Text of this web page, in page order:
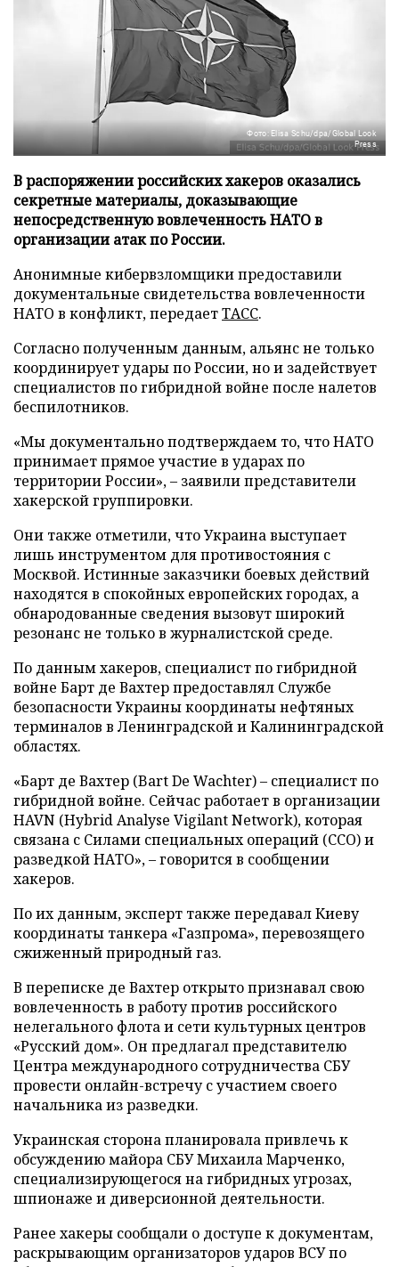
Фото: Elisa Schu/dpa/Global Look
Press
В распоряжении российских хакеров оказались
секретные материалы, доказывающие
непосредственную вовлеченность НАТО в
организации атак по России.
Анонимные кибервзломщики предоставили
документальные свидетельства вовлеченности
НАТО в конфликт, передаетТАСС.
Согласно полученным данным, альянс не только
координирует удары по России, но и задействует
специалистов по гибридной войне после налетов
беспилотников.
«Мы документально подтверждаем то, что НАТО
принимает прямое участие в ударах по
территории России», – заявили представители
хакерской группировки.
Они также отметили, что Украина выступает
лишь инструментом для противостояния с
Москвой. Истинные заказчики боевых действий
находятся в спокойных европейских городах, а
обнародованные сведения вызовут широкий
резонанс не только в журналистской среде.
По данным хакеров, специалист по гибридной
войне Барт де Вахтер предоставлял Службе
безопасности Украины координаты нефтяных
терминалов в Ленинградской и Калининградской
областях.
«Барт де Вахтер (Bart De Wachter) – специалист по
гибридной войне. Сейчас работает в организации
HAVN (Hybrid Analyse Vigilant Network), которая
связана с Силами специальных операций (ССО) и
разведкой НАТО», – говорится в сообщении
хакеров.
По их данным, эксперт также передавал Киеву
координаты танкера «Газпрома», перевозящего
сжиженный природный газ.
В переписке де Вахтер открыто признавал свою
вовлеченность в работу против российского
нелегального флота и сети культурных центров
«Русский дом». Он предлагал представителю
Центра международного сотрудничества СБУ
провести онлайн-встречу с участием своего
начальника из разведки.
Украинская сторона планировала привлечь к
обсуждению майора СБУ Михаила Марченко,
специализирующегося на гибридных угрозах,
шпионаже и диверсионной деятельности.
Ранее хакеры сообщали о доступе к документам,
раскрывающим организаторов ударов ВСУ по